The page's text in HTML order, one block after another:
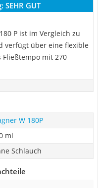
SEHR GUT
P ist im Vergleich zu
verfügt über eine flexible
Fließtempo mit 270
W 180P
ml
Schlauch